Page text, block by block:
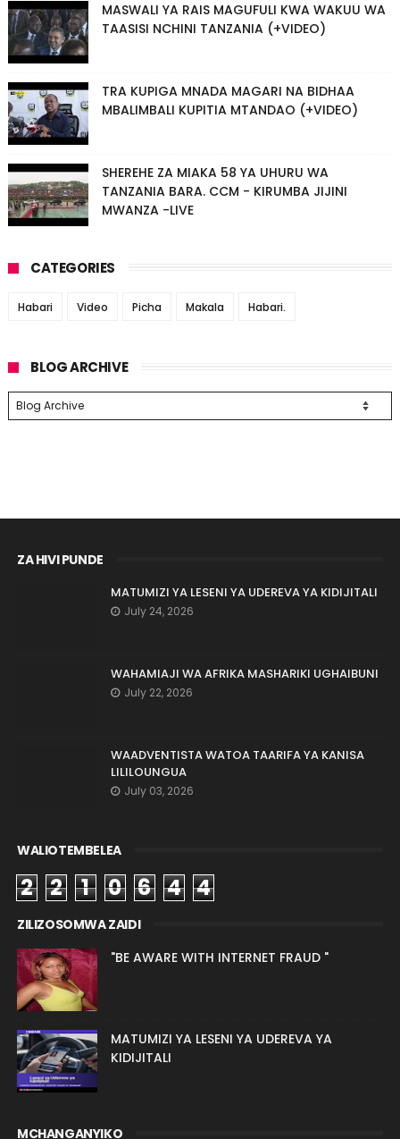
MASWALI YA RAIS MAGUFULI KWA WAKUU WA
TAASISI NCHINI TANZANIA (+VIDEO)
TRA KUPIGA MNADA MAGARI NA BIDHAA
MBALIMBALI KUPITIA MTANDAO (+VIDEO)
SHEREHE ZA MIAKA 58 YA UHURU WA
TANZANIA BARA. CCM - KIRUMBA JIJINI
MWANZA -LIVE
CATEGORIES
Habari Video Picha Makala Habari.
BLOG ARCHIVE
ZA HIVI PUNDE
MATUMIZI YA LESENI YA UDEREVA YA KIDIJITALI
July 24, 2026
WAHAMIAJI WA AFRIKA MASHARIKI UGHAIBUNI
July 22, 2026
WAADVENTISTA WATOA TAARIFA YA KANISA
LILILOUNGUA
July 03, 2026
WALIOTEMBELEA
2 2 1 0 6 4 4
ZILIZOSOMWA ZAIDI
"BE AWARE WITH INTERNET FRAUD "
MATUMIZI YA LESENI YA UDEREVA YA
KIDIJITALI
MCHANGANYIKO